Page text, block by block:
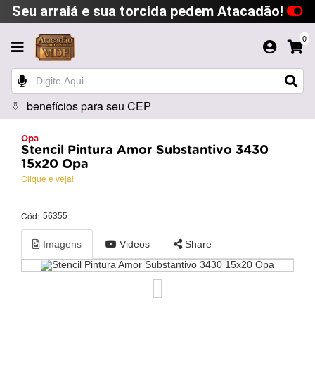
Seu arraiá e sua torcida pedem Atacadão!
0
benefícios para seu CEP
Opa
Stencil Pintura Amor Substantivo 3430
15x20 Opa
Clique e veja!
Cód: 56355
Imagens Videos Share